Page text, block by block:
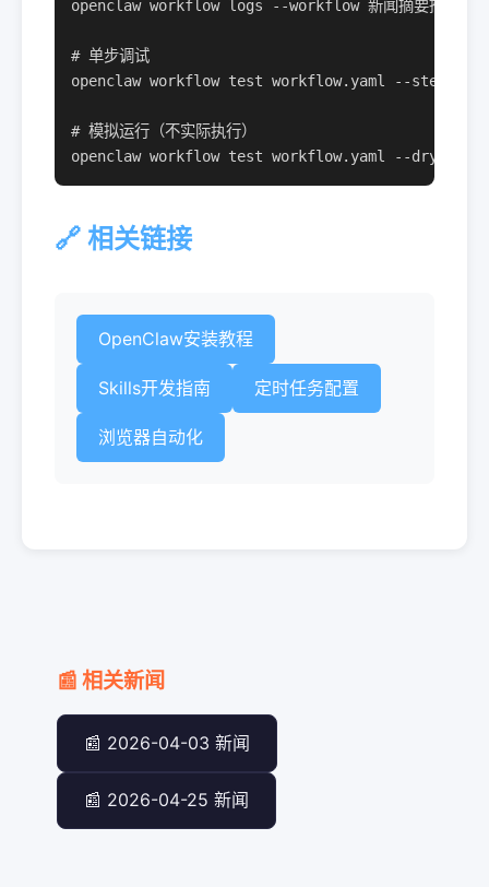
openclaw workflow logs --workflow 新闻摘要推送
# 单步调试
openclaw workflow test workflow.yaml --step 搜索
# 模拟运行（不实际执行）
openclaw workflow test workflow.yaml --dry-run
🔗 相关链接
OpenClaw安装教程
Skills开发指南 定时任务配置
浏览器自动化
📰 相关新闻
📰 2026-04-03 新闻
📰 2026-04-25 新闻